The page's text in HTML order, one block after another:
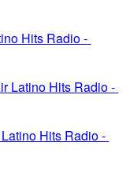
Hits Radio -
Latino Hits Radio -
Hits Radio -